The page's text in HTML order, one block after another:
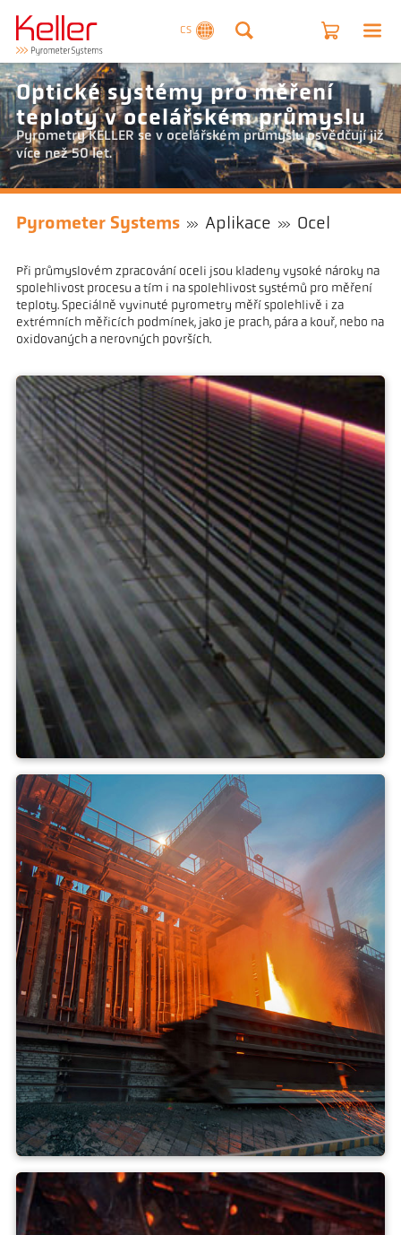
CS
Optické systémy pro měření
teploty v ocelářském průmyslu
Pyrometry KELLER se v ocelářském průmyslu osvědčují již
více než 50 let.
Pyrometer Systems Aplikace Ocel
Při průmyslovém zpracování oceli jsou kladeny vysoké nároky na
spolehlivost procesu a tím i na spolehlivost systémů pro měření
teploty. Speciálně vyvinuté pyrometry měří spolehlivě i za
extrémních měřicích podmínek, jako je prach, pára a kouř, nebo na
oxidovaných a nerovných površích.
Chladicí lože válcovny
Koksovna